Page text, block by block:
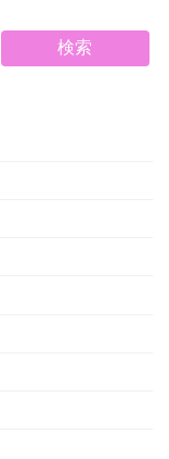
検索